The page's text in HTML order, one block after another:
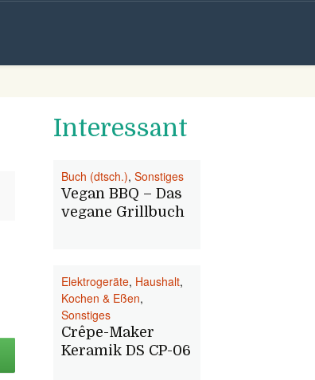
Interessant
Buch (dtsch.), Sonstiges
Vegan BBQ – Das
vegane Grillbuch
Elektrogeräte, Haushalt,
Kochen & Eßen,
Sonstiges
Crêpe-Maker
Keramik DS CP-06